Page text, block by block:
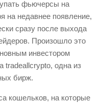
фьючерсы на
на недавнее появление,
сразу после выхода
Произошло это
инвестором
tradeallcrypto, одна из
бирж.
кошельков, на которые